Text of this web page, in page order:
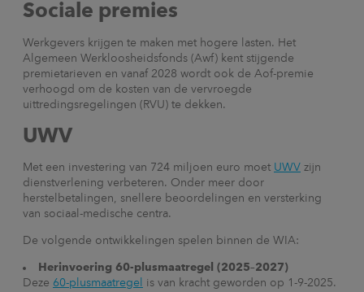
Sociale premies
Werkgevers krijgen te maken met hogere lasten. Het
Algemeen Werkloosheidsfonds (Awf) kent stijgende
premietarieven en vanaf 2028 wordt ook de Aof-premie
verhoogd om de kosten van de vervroegde
uittredingsregelingen (RVU) te dekken.
UWV
Met een investering van 724 miljoen euro moet UWV zijn
dienstverlening verbeteren. Onder meer door
herstelbetalingen, snellere beoordelingen en versterking
van sociaal-medische centra.
De volgende ontwikkelingen spelen binnen de WIA:
Herinvoering 60-plusmaatregel (2025–2027)
Deze 60-plusmaatregel
is van kracht geworden op 1-9-2025.